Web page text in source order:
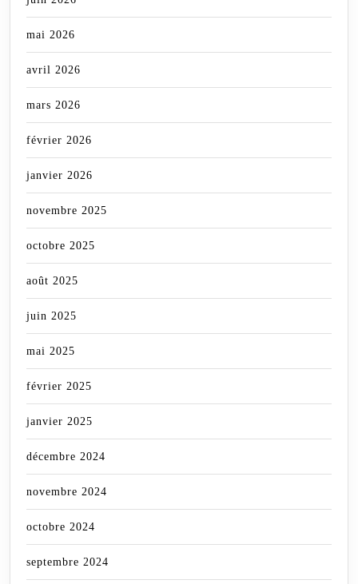
mai 2026
avril 2026
mars 2026
février 2026
janvier 2026
novembre 2025
octobre 2025
août 2025
juin 2025
mai 2025
février 2025
janvier 2025
décembre 2024
novembre 2024
octobre 2024
septembre 2024